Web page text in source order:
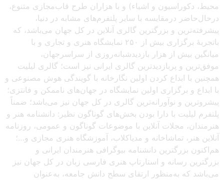
محیط، دکوراسیون و اشیاء) و با هزاران طرح قاب‌مجازی متنوع،
درحال‌حاضر درمقایسه با سایر پلتفرم‌های مشابه در دنیا،
پیشرفته‌ترین و بزرگترین گالری آنلاین در کل جهان می‌باشد، که
باتجربهٔ برگزاری بیش از ۲۵۰ نمایشگاه هنری و تجاری و با
میانگین بیش از هزار بازدیدشبانه‌روزی از سراسرجهان،
موفق‌ترین و پربازدیدترین گالری ایرانی نیز است؛ گالری لیلیت
همچنین با ابداع کردن اولین نگارخانه با گویندگی هوش مصنوعی و
با ابداع و برگزاری اولین نمایشگاه در جهان‌های ناممکن و فانتزی؛
پیشروترین و نوآورانه‌ترین گالری در کل جهان نیز می‌باشد؛ ضمناً
پلتفرم لیلیت با دارا بودن بخش‌های گوناگون نظیر: دانشنامه هنر و
هنرمندان، مجلات آنلاین با موضوعات گوناگون و عمومی، روزنامه
آنلاین هنر، تماشاخانه و مدیاکلاب، آموزشگاه هنری مجازی و…؛
هم‌اکنون بزرگترین دانشنامه بیوگرافی هنرمندان ایرانی و
بزرگترین رسانه و استارتاپ هنری فارسی زبان در کل جهان نیز
می‌باشد که به‌منظور ارتقای سطح دانش جامعه، به‌عنوان